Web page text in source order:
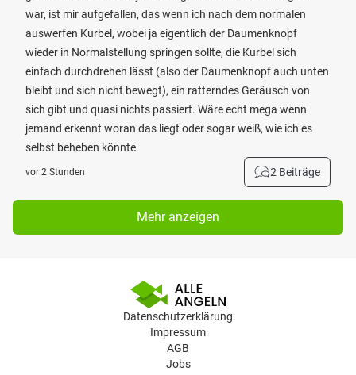
war, ist mir aufgefallen, das wenn ich nach dem normalen
auswerfen Kurbel, wobei ja eigentlich der Daumenknopf
wieder in Normalstellung springen sollte, die Kurbel sich
einfach durchdrehen lässt (also der Daumenknopf auch unten
bleibt und sich nicht bewegt), ein ratterndes Geräusch von
sich gibt und quasi nichts passiert. Wäre echt mega wenn
jemand erkennt woran das liegt oder sogar weiß, wie ich es
selbst beheben könnte.
vor 2 Stunden 2 Beiträge
Mehr anzeigen
Datenschutzerklärung
Impressum
AGB
Jobs